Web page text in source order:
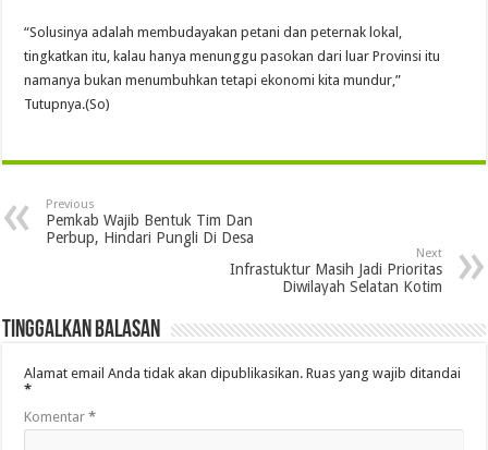
“Solusinya adalah membudayakan petani dan peternak lokal,
tingkatkan itu, kalau hanya menunggu pasokan dari luar Provinsi itu
namanya bukan menumbuhkan tetapi ekonomi kita mundur,”
Tutupnya.(So)
Previous
Pemkab Wajib Bentuk Tim Dan
Perbup, Hindari Pungli Di Desa
Next
Infrastuktur Masih Jadi Prioritas
Diwilayah Selatan Kotim
Tinggalkan Balasan
Alamat email Anda tidak akan dipublikasikan. Ruas yang wajib ditandai
*
Komentar*